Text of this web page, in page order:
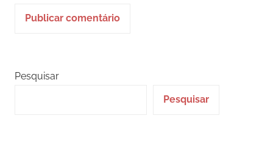
Pesquisar
Pesquisar